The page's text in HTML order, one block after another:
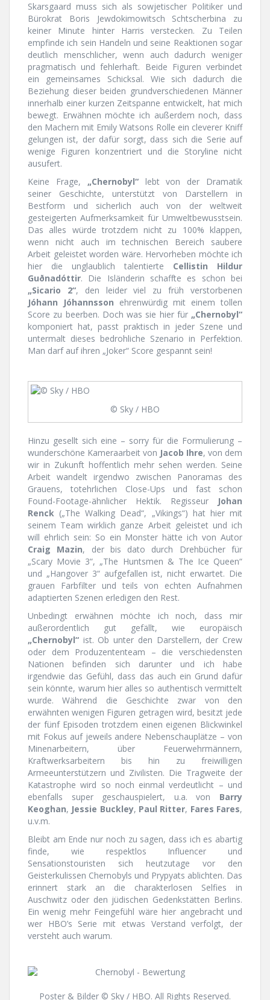
Skarsgaard muss sich als sowjetischer Politiker und
Bürokrat Boris Jewdokimowitsch Schtscherbina zu
keiner Minute hinter Harris verstecken. Zu Teilen
empfinde ich sein Handeln und seine Reaktionen sogar
deutlich menschlicher, wenn auch dadurch weniger
pragmatisch und fehlerhaft. Beide Figuren verbindet
ein gemeinsames Schicksal. Wie sich dadurch die
Beziehung dieser beiden grundverschiedenen Männer
innerhalb einer kurzen Zeitspanne entwickelt, hat mich
bewegt. Erwähnen möchte ich außerdem noch, dass
den Machern mit Emily Watsons Rolle ein cleverer Kniff
gelungen ist, der dafür sorgt, dass sich die Serie auf
wenige Figuren konzentriert und die Storyline nicht
ausufert.
Keine Frage, „Chernobyl“lebt von der Dramatik
seiner Geschichte, unterstützt von Darstellern in
Bestform und sicherlich auch von der weltweit
gesteigerten Aufmerksamkeit für Umweltbewusstsein.
Das alles würde trotzdem nicht zu 100% klappen,
wenn nicht auch im technischen Bereich saubere
Arbeit geleistet worden wäre. Hervorheben möchte ich
hier die unglaublich talentierte Cellistin Hildur
Guðnadóttir. Die Isländerin schaffte es schon bei
„Sicario 2“, den leider viel zu früh verstorbenen
Jóhann Jóhannsson ehrenwürdig mit einem tollen
Score zu beerben. Doch was sie hier für „Chernobyl“
komponiert hat, passt praktisch in jeder Szene und
untermalt dieses bedrohliche Szenario in Perfektion.
Man darf auf ihren „Joker“ Score gespannt sein!
© Sky / HBO
Hinzu gesellt sich eine – sorry für die Formulierung –
wunderschöne Kameraarbeit von Jacob Ihre, von dem
wir in Zukunft hoffentlich mehr sehen werden. Seine
Arbeit wandelt irgendwo zwischen Panoramas des
Grauens, totehrlichen Close-Ups und fast schon
Found-Footage-ähnlicher Hektik. Regisseur
Johan
Renck („The Walking Dead“, „Vikings“) hat hier mit
seinem Team wirklich ganze Arbeit geleistet und ich
will ehrlich sein: So ein Monster hätte ich von Autor
Craig Mazin, der bis dato durch Drehbücher für
„Scary Movie 3“, „The Huntsmen & The Ice Queen“
und „Hangover 3“ aufgefallen ist, nicht erwartet. Die
grauen Farbfilter und teils von echten Aufnahmen
adaptierten Szenen erledigen den Rest.
Unbedingt erwähnen möchte ich noch, dass mir
außerordentlich gut gefällt, wie europäisch
„Chernobyl“ ist. Ob unter den Darstellern, der Crew
oder dem Produzententeam – die verschiedensten
Nationen befinden sich darunter und ich habe
irgendwie das Gefühl, dass das auch ein Grund dafür
sein könnte, warum hier alles so authentisch vermittelt
wurde. Während die Geschichte zwar von den
erwähnten wenigen Figuren getragen wird, besitzt jede
der fünf Episoden trotzdem einen eigenen Blickwinkel
mit Fokus auf jeweils andere Nebenschauplätze – von
Minenarbeitern, über Feuerwehrmännern,
Kraftwerksarbeitern bis hin zu freiwilligen
Armeeunterstützern und Zivilisten. Die Tragweite der
Katastrophe wird so noch einmal verdeutlicht – und
ebenfalls super geschauspielert, u.a. von Barry
Keoghan, Jessie Buckley, Paul Ritter, Fares Fares,
u.v.m.
Bleibt am Ende nur noch zu sagen, dass ich es abartig
finde, wie respektlos Influencer und
Sensationstouristen sich heutzutage vor den
Geisterkulissen Chernobyls und Prypyats ablichten. Das
erinnert stark an die charakterlosen Selfies in
Auschwitz oder den jüdischen Gedenkstätten Berlins.
Ein wenig mehr Feingefühl wäre hier angebracht und
wer HBO’s Serie mit etwas Verstand verfolgt, der
versteht auch warum.
Poster & Bilder © Sky / HBO. All Rights Reserved.